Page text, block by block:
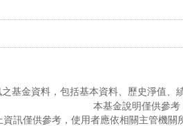
基金資料，包括基本資料、歷史淨值、
本基金說明僅供參
資訊僅供參考，使用者應依相關主管機